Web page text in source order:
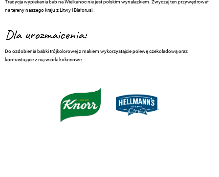
Tradycja wypiekania bab na Wielkanoc nie jest polskim wynalazkiem. Zwyczaj ten przywędrował
na tereny naszego kraju z Litwy i Białorusi.
Dla urozmaicenia:
Do ozdobienia babki trójkolorowej z makiem wykorzystajcie polewę czekoladową oraz
kontrastujące z nią wiórki kokosowe.